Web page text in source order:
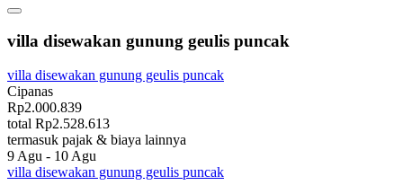
villa disewakan gunung geulis puncak
villa disewakan gunung geulis puncak
Cipanas
Rp2.000.839
total Rp2.528.613
termasuk pajak & biaya lainnya
9 Agu - 10 Agu
villa disewakan gunung geulis puncak